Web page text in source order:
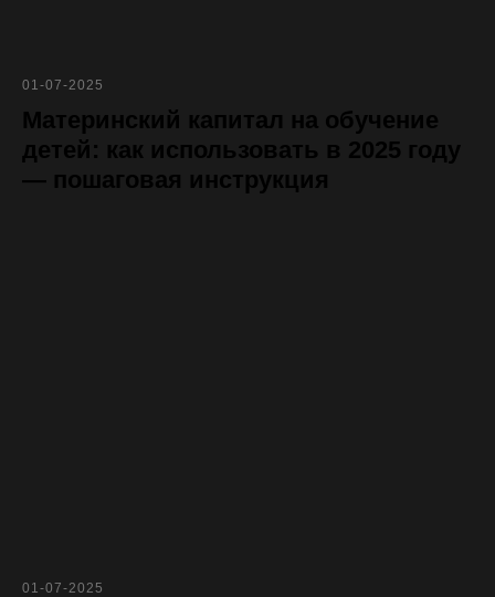
01-07-2025
Материнский капитал на обучение
детей: как использовать в 2025 году
— пошаговая инструкция
01-07-2025